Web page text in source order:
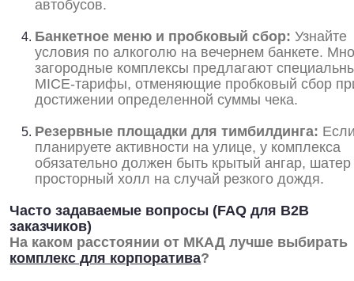
автобусов.
Банкетное меню и пробковый сбор: Узнайте
условия по алкоголю на вечернем банкете.
загородные комплексы предлагают
MICE-тарифы, отменяющие пробковый сбор
достижении определенной суммы чека.
Резервные площадки для тимбилдинга:
планируете активности на улице, у комплекса
обязательно должен быть крытый ангар,
просторный холл на случай резкого дождя.
Часто задаваемые вопросы (FAQ для B2B
заказчиков)
На каком расстоянии от МКАД лучше выбирать
комплекс для корпоратива?